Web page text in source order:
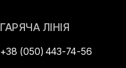
ГАРЯЧА ЛІНІЯ
+38 (050) 443-74-56